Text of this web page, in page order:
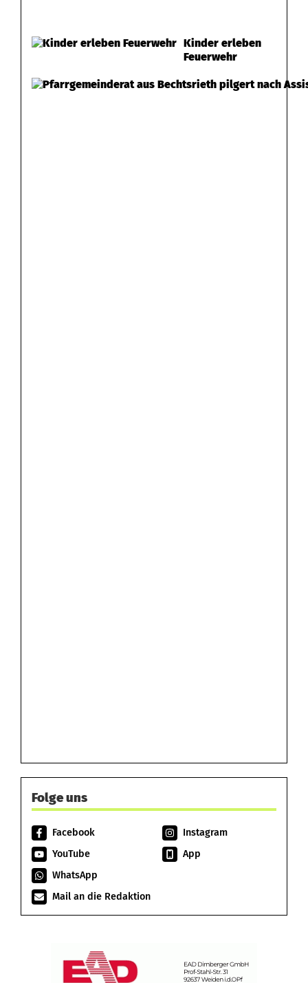
Kinder erleben
Feuerwehr
Folge uns
Facebook
Instagram
YouTube
App
WhatsApp
Mail an die Redaktion